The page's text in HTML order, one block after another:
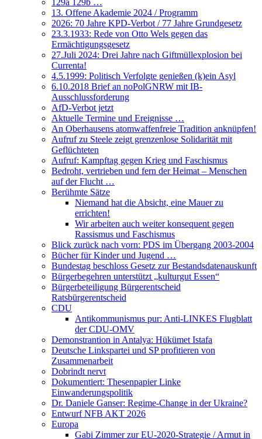
129a 129b …
13. Offene Akademie 2024 / Programm
2026: 70 Jahre KPD-Verbot / 77 Jahre Grundgesetz
23.3.1933: Rede von Otto Wels gegen das
Ermächtigungsgesetz
27.Juli 2024: Drei Jahre nach Giftmüllexplosion bei
Currenta!
4.5.1999: Politisch Verfolgte genießen (k)ein Asyl
6.10.2018 Brief an noPolGNRW mit IB-
Ausschlussforderung
AfD-Verbot jetzt
Aktuelle Termine und Ereignisse …
An Oberhausens atomwaffenfreie Tradition anknüpfen!
Aufruf zu Steele zeigt grenzenlose Solidarität mit
Geflüchteten
Aufruf: Kampftag gegen Krieg und Faschismus
Bedroht, vertrieben und fern der Heimat – Menschen
auf der Flucht …
Berühmte Sätze
Niemand hat die Absicht, eine Mauer zu
errichten!
Wir arbeiten auch weiter konsequent gegen
Rassismus und Faschismus
Blick zurück nach vorn: PDS im Übergang 2003-2004
Bücher für Kinder und Jugend …
Bundestag beschloss Gesetz zur Bestandsdatenauskunft
Bürgerbegehren unterstützt „kulturgut Essen“
Bürgerbeteiligung Bürgerentscheid
Ratsbürgerentscheid
CDU
Antikommunismus pur: Anti-LINKES Flugblatt
der CDU-OMV
Demonstrantion in Antalya: Hükümet Istafa
Deutsche Linkspartei und SP profitieren von
Zusammenarbeit
Dobrindt nervt
Dokumentiert: Thesenpapier Linke
Einwanderungspolitik
Dr. Daniele Ganser: Regime-Change in der Ukraine?
Entwurf NFB AKT 2026
Europa
Gabi Zimmer zur EU-2020-Strategie / Armut in